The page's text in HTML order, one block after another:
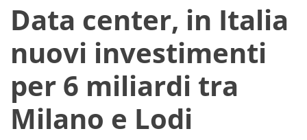
Data center, in Italia
nuovi investimenti
per 6 miliardi tra
Milano e Lodi